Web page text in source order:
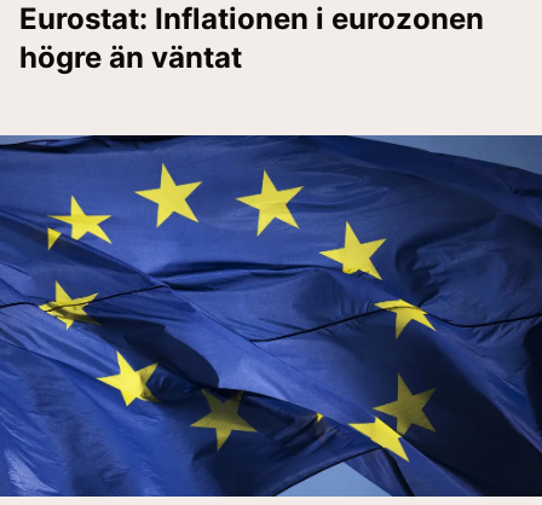
Eurostat: Inflationen i eurozonen
högre än väntat